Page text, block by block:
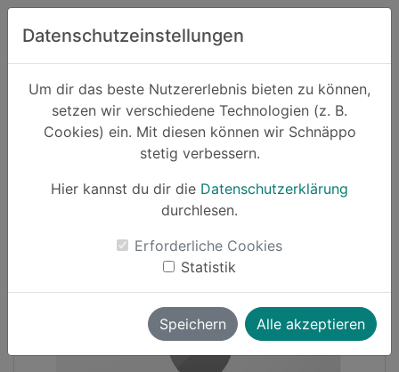
Zum Hauptinhalt springen
Datenschutzeinstellungen
Um dir das beste Nutzererlebnis bieten zu können,
setzen wir verschiedene Technologien (z. B.
Cookies) ein. Mit diesen können wir Schnäppo
stetig verbessern.
Hier kannst du dir die Datenschutzerklärung
durchlesen.
Erforderliche Cookies
Statistik
Speichern Alle akzeptieren
Suchen
Schnäppchen Elektronik und Computer
-30%